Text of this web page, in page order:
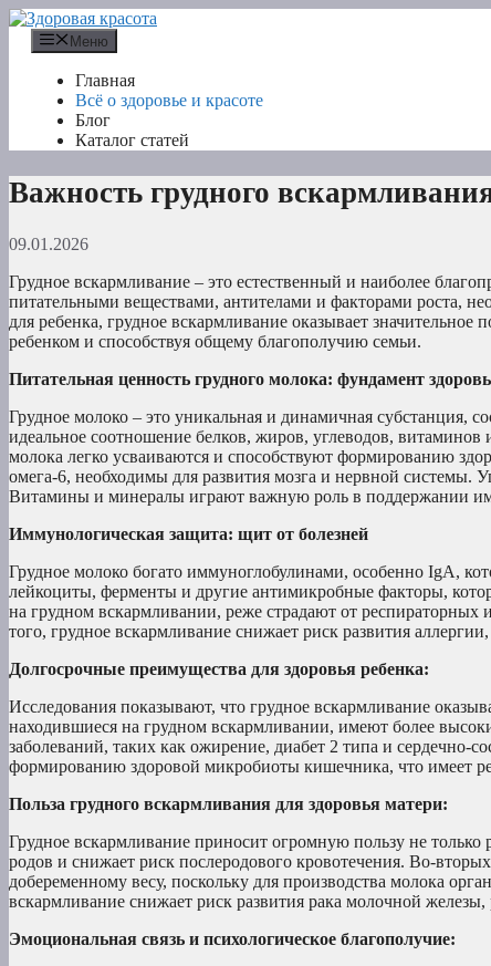
Перейти
содержимому
Меню
Главная
Всё о здоровье и красоте
Блог
Каталог статей
Важность грудного
09.01.2026
Грудное вскармливание – это естественный и наиболее
питательными веществами, антителами и факторами роста,
для ребенка, грудное вскармливание оказывает
ребенком и способствуя общему благополучию семьи.
Питательная ценность грудного молока: фундамент
Грудное молоко – это уникальная и динамичная субстанция,
идеальное соотношение белков, жиров, углеводов,
молока легко усваиваются и способствуют формированию
омега-6, необходимы для развития мозга и нервной системы.
Витамины и минералы играют важную роль в поддержании
Иммунологическая защита: щит от болезней
Грудное молоко богато иммуноглобулинами, особенно IgA,
лейкоциты, ферменты и другие антимикробные факторы,
на грудном вскармливании, реже страдают от
того, грудное вскармливание снижает риск развития
Долгосрочные преимущества для здоровья ребенка:
Исследования показывают, что грудное вскармливание
находившиеся на грудном вскармливании, имеют более
заболеваний, таких как ожирение, диабет 2 типа и сердечно-
формированию здоровой микробиоты кишечника, что имеет
Польза грудного вскармливания для здоровья матери:
Грудное вскармливание приносит огромную пользу не
родов и снижает риск послеродового кровотечения. Во-
добеременному весу, поскольку для производства молока
вскармливание снижает риск развития рака молочной железы,
Эмоциональная связь и психологическое благополучие: